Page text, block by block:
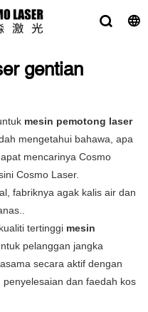
gentian
mesin pemotong laser
mengetahui bahawa, apa
mencarinya Cosmo
Cosmo Laser.
fabriknya agak kalis air dan
tertinggi mesin
pelanggan jangka
secara aktif dengan
dan faedah kos